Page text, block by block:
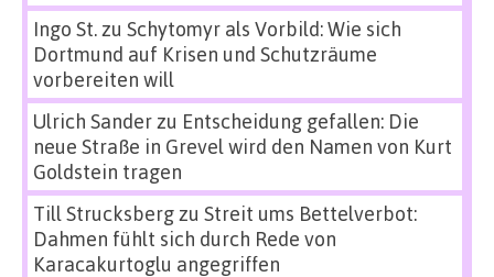
Ingo St.zu Schytomyr als Vorbild: Wie sich
Dortmund auf Krisen und Schutzräume
vorbereiten will
Ulrich Sanderzu Entscheidung gefallen: Die
neue Straße in Grevel wird den Namen von Kurt
Goldstein tragen
Till Strucksbergzu Streit ums Bettelverbot:
Dahmen fühlt sich durch Rede von
Karacakurtoglu angegriffen